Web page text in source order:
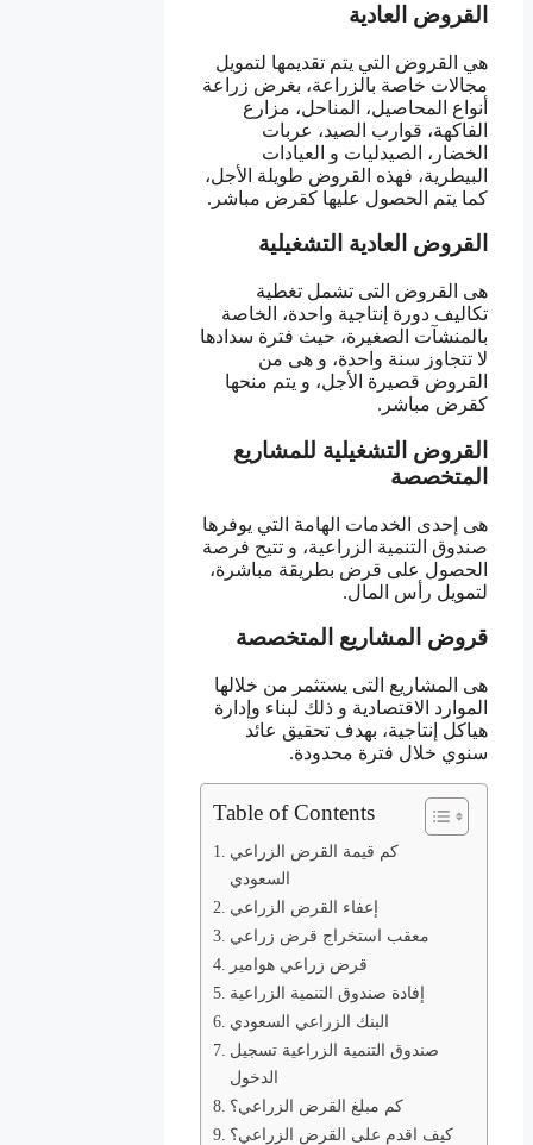
القروض العادية
هي القروض التي يتم تقديمها لتمويل
مجالات خاصة بالزراعة، بغرض زراعة
أنواع المحاصيل، المناحل، مزارع
الفاكهة، قوارب الصيد، عربات
الخضار، الصيدليات و العيادات
البيطرية، فهذه القروض طويلة الأجل،
كما يتم الحصول عليها كقرض مباشر.
القروض العادية التشغيلية
هى القروض التى تشمل تغطية
تكاليف دورة إنتاجية واحدة، الخاصة
بالمنشآت الصغيرة، حيث فترة سدادها
لا تتجاوز سنة واحدة، و هى من
القروض قصيرة الأجل، و يتم منحها
كقرض مباشر.
القروض التشغيلية للمشاريع
المتخصصة
هى إحدى الخدمات الهامة التي يوفرها
صندوق التنمية الزراعية، و تتيح فرصة
الحصول على قرض بطريقة مباشرة،
لتمويل رأس المال.
قروض المشاريع المتخصصة
هى المشاريع التى يستثمر من خلالها
الموارد الاقتصادية و ذلك لبناء وإدارة
هياكل إنتاجية، بهدف تحقيق عائد
سنوي خلال فترة محدودة.
Table of Contents
كم قيمة القرض الزراعي
السعودي
إعفاء القرض الزراعي
معقب استخراج قرض زراعي
قرض زراعي هوامير
إفادة صندوق التنمية الزراعية
البنك الزراعي السعودي
صندوق التنمية الزراعية تسجيل
الدخول
كم مبلغ القرض الزراعي؟
كيف اقدم على القرض الزراعي؟